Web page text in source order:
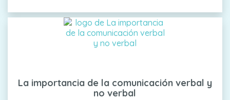
La importancia de la comunicación verbal y
no verbal